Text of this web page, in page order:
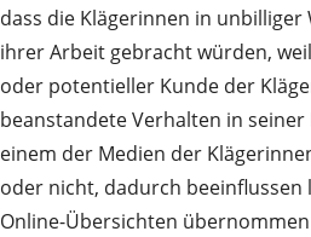
dass die Klägerinnen in unbilliger
ihrer Arbeit gebracht würden,
oder potentieller Kunde der
beanstandete Verhalten in
einem der Medien der
oder nicht, dadurch beeinflussen
Online-Übersichten